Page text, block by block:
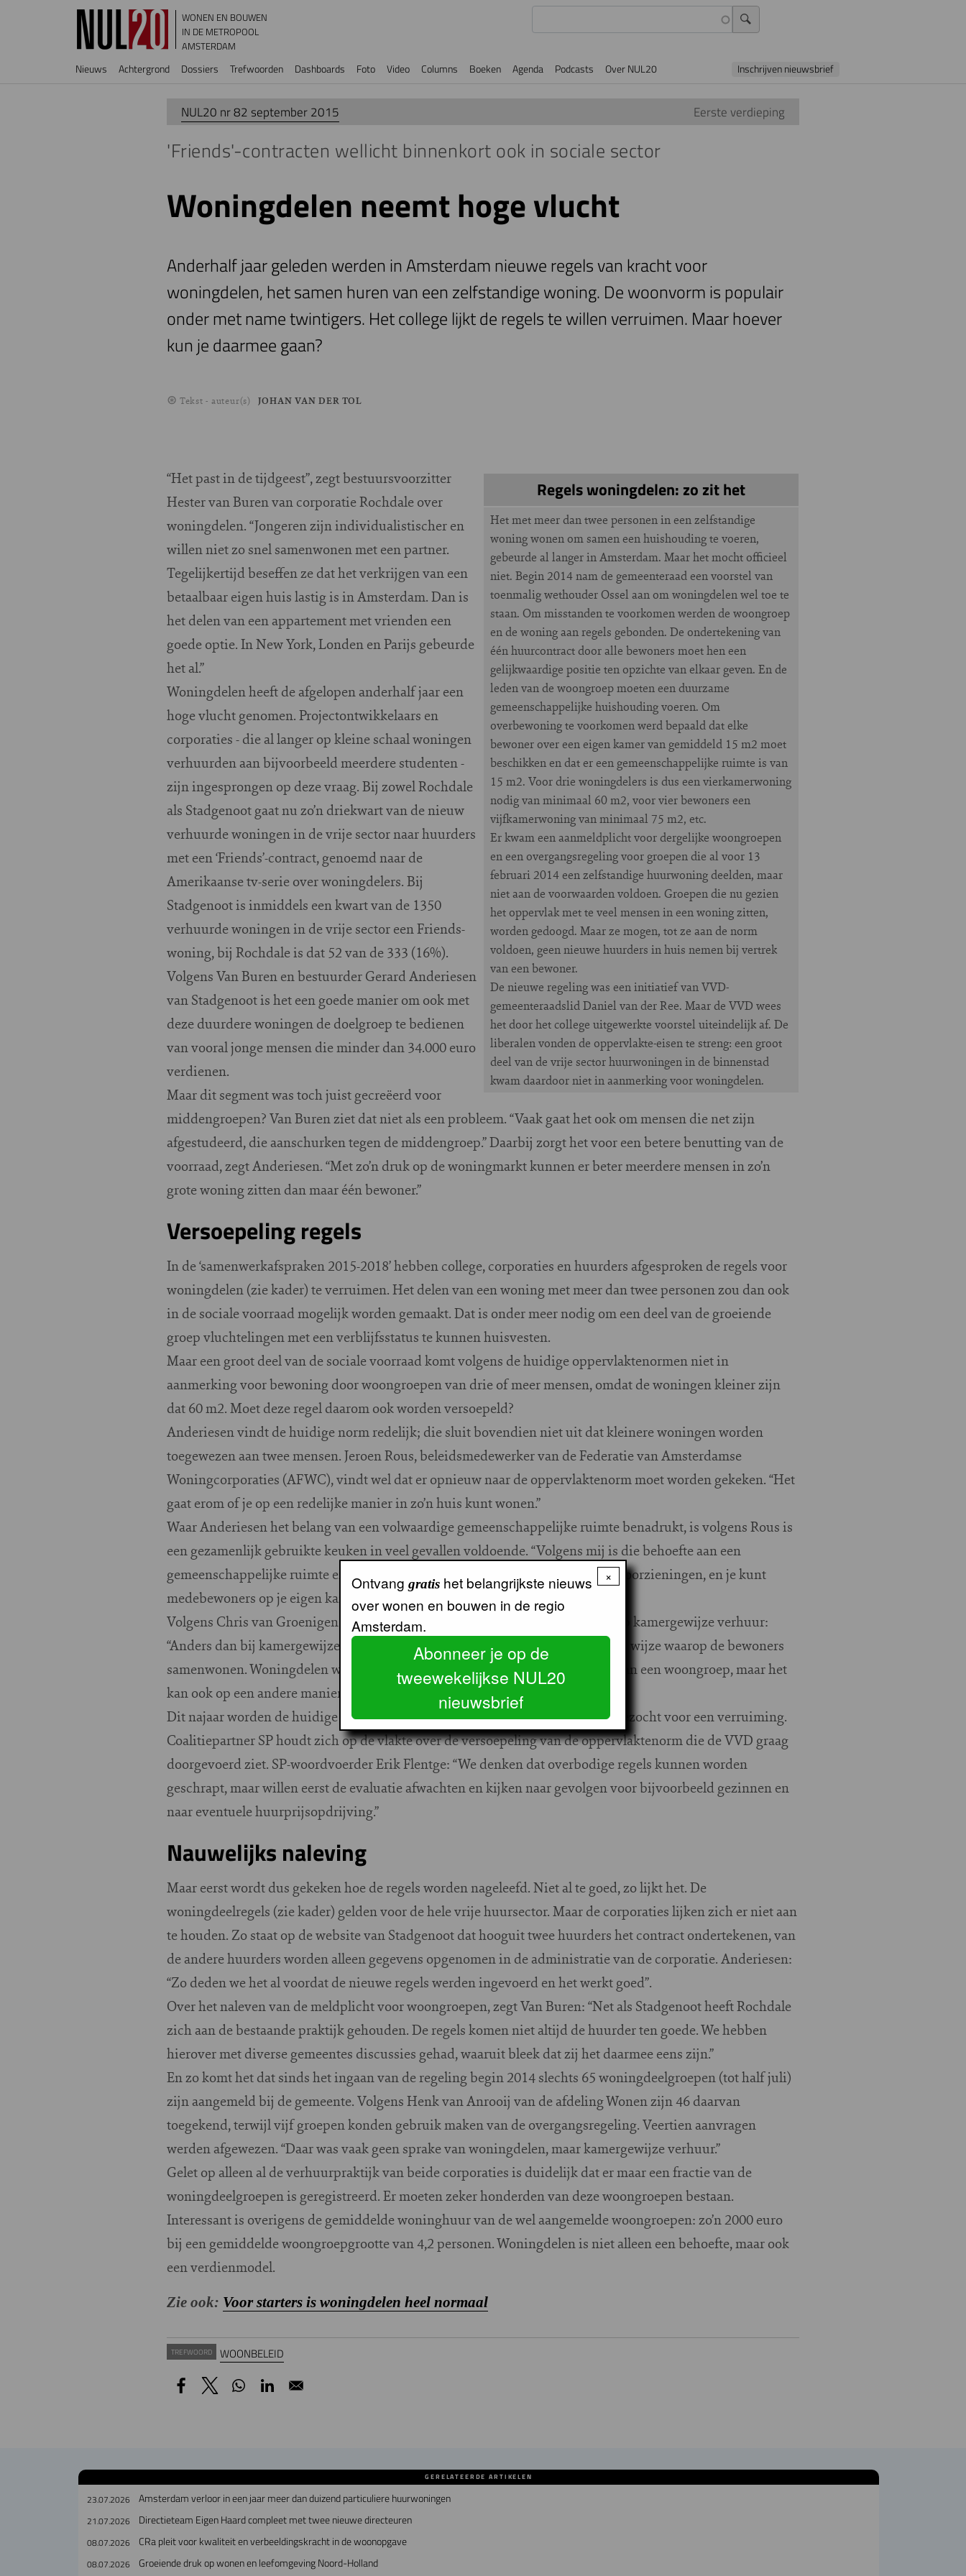
Overslaan en naar de inhoud gaan
WONEN EN BOUWEN
IN DE METROPOOL
AMSTERDAM
Hoofdnavigatie
Nieuws Achtergrond Dossiers Trefwoorden Dashboards Foto Video Columns Boeken Agenda Podcasts Over NUL20 Inschrijven nieuwsbrief
NUL20 nr 82 september 2015 Eerste verdieping
'Friends'-contracten wellicht binnenkort ook in sociale sector
Woningdelen neemt hoge vlucht
Anderhalf jaar geleden werden in Amsterdam nieuwe regels van kracht voor
woningdelen, het samen huren van een zelfstandige woning. De woonvorm is populair
onder met name twintigers. Het college lijkt de regels te willen verruimen. Maar hoever
kun je daarmee gaan?
Tekst - auteur(s) JOHAN VAN DER TOL
Regels woningdelen: zo zit het
Het met meer dan twee personen in een zelfstandige
woning wonen om samen een huishouding te voeren,
gebeurde al langer in Amsterdam. Maar het mocht officieel
niet. Begin 2014 nam de gemeenteraad een voorstel van
toenmalig wethouder Ossel aan om woningdelen wel toe te
staan. Om misstanden te voorkomen werden de woongroep
en de woning aan regels gebonden. De ondertekening van
één huurcontract door alle bewoners moet hen een
gelijkwaardige positie ten opzichte van elkaar geven. En de
leden van de woongroep moeten een duurzame
gemeenschappelijke huishouding voeren. Om
overbewoning te voorkomen werd bepaald dat elke
bewoner over een eigen kamer van gemiddeld 15 m2 moet
beschikken en dat er een gemeenschappelijke ruimte is van
15 m2. Voor drie woningdelers is dus een vierkamerwoning
nodig van minimaal 60 m2, voor vier bewoners een
vijfkamerwoning van minimaal 75 m2, etc.
Er kwam een aanmeldplicht voor dergelijke woongroepen
en een overgangsregeling voor groepen die al voor 13
februari 2014 een zelfstandige huurwoning deelden, maar
niet aan de voorwaarden voldoen. Groepen die nu gezien
het oppervlak met te veel mensen in een woning zitten,
worden gedoogd. Maar ze mogen, tot ze aan de norm
voldoen, geen nieuwe huurders in huis nemen bij vertrek
van een bewoner.
De nieuwe regeling was een initiatief van VVD-
gemeenteraadslid Daniel van der Ree. Maar de VVD wees
het door het college uitgewerkte voorstel uiteindelijk af. De
liberalen vonden de oppervlakte-eisen te streng: een groot
deel van de vrije sector huurwoningen in de binnenstad
kwam daardoor niet in aanmerking voor woningdelen.
“Het past in de tijdgeest”, zegt bestuursvoorzitter
Hester van Buren van corporatie Rochdale over
woningdelen. “Jongeren zijn individualistischer en
willen niet zo snel samenwonen met een partner.
Tegelijkertijd beseffen ze dat het verkrijgen van een
betaalbaar eigen huis lastig is in Amsterdam. Dan is
het delen van een appartement met vrienden een
goede optie. In New York, Londen en Parijs gebeurde
het al.”
Woningdelen heeft de afgelopen anderhalf jaar een
hoge vlucht genomen. Projectontwikkelaars en
corporaties - die al langer op kleine schaal woningen
verhuurden aan bijvoorbeeld meerdere studenten -
zijn ingesprongen op deze vraag. Bij zowel Rochdale
als Stadgenoot gaat nu zo’n driekwart van de nieuw
verhuurde woningen in de vrije sector naar huurders
met een ‘Friends’-contract, genoemd naar de
Amerikaanse tv-serie over woningdelers. Bij
Stadgenoot is inmiddels een kwart van de 1350
verhuurde woningen in de vrije sector een Friends-
woning, bij Rochdale is dat 52 van de 333 (16%).
Volgens Van Buren en bestuurder Gerard Anderiesen
van Stadgenoot is het een goede manier om ook met
deze duurdere woningen de doelgroep te bedienen
van vooral jonge mensen die minder dan 34.000 euro
verdienen.
Maar dit segment was toch juist gecreëerd voor
middengroepen? Van Buren ziet dat niet als een probleem. “Vaak gaat het ook om mensen die net zijn
afgestudeerd, die aanschurken tegen de middengroep.” Daarbij zorgt het voor een betere benutting van de
voorraad, zegt Anderiesen. “Met zo’n druk op de woningmarkt kunnen er beter meerdere mensen in zo’n
grote woning zitten dan maar één bewoner.”
Versoepeling regels
In de ‘samenwerkafspraken 2015-2018’ hebben college, corporaties en huurders afgesproken de regels voor
woningdelen (zie kader) te verruimen. Het delen van een woning met meer dan twee personen zou dan ook
in de sociale voorraad mogelijk worden gemaakt. Dat is onder meer nodig om een deel van de groeiende
groep vluchtelingen met een verblijfsstatus te kunnen huisvesten.
Maar een groot deel van de sociale voorraad komt volgens de huidige oppervlaktenormen niet in
aanmerking voor bewoning door woongroepen van drie of meer mensen, omdat de woningen kleiner zijn
dat 60 m2. Moet deze regel daarom ook worden versoepeld?
Anderiesen vindt de huidige norm redelijk; die sluit bovendien niet uit dat kleinere woningen worden
toegewezen aan twee mensen. Jeroen Rous, beleidsmedewerker van de Federatie van Amsterdamse
Woningcorporaties (AFWC), vindt wel dat er opnieuw naar de oppervlaktenorm moet worden gekeken. “Het
gaat erom of je op een redelijke manier in zo’n huis kunt wonen.”
Waar Anderiesen het belang van een volwaardige gemeenschappelijke ruimte benadrukt, is volgens Rous is
een gezamenlijk gebruikte keuken in veel gevallen voldoende. “Volgens mij is die behoefte aan een
gemeenschappelijke ruimte er niet zozeer. Je hebt gescheiden levens en deelt voorzieningen, en je kunt
medebewoners op je eigen kamer uitnodigen.”
Volgens Chris van Groenigen van de afdeling Wonen komt dat eigenlijk neer op kamergewijze verhuur:
“Anders dan bij kamergewijze verhuur stellen we bij woongroepen eisen aan de wijze waarop de bewoners
samenwonen. Woningdelen wordt nu formeel mogelijk gemaakt door middel van een woongroep, maar het
kan ook op een andere manier.”
Dit najaar worden de huidige regels geëvalueerd en wordt politiek draagvlak gezocht voor een verruiming.
Coalitiepartner SP houdt zich op de vlakte over de versoepeling van de oppervlaktenorm die de VVD graag
doorgevoerd ziet. SP-woordvoerder Erik Flentge: “We denken dat overbodige regels kunnen worden
geschrapt, maar willen eerst de evaluatie afwachten en kijken naar gevolgen voor bijvoorbeeld gezinnen en
naar eventuele huurprijsopdrijving.”
Nauwelijks naleving
Maar eerst wordt dus gekeken hoe de regels worden nageleefd. Niet al te goed, zo lijkt het. De
woningdeelregels (zie kader) gelden voor de hele vrije huursector. Maar de corporaties lijken zich er niet aan
te houden. Zo staat op de website van Stadgenoot dat hooguit twee huurders het contract ondertekenen, van
de andere huurders worden alleen gegevens opgenomen in de administratie van de corporatie. Anderiesen:
“Zo deden we het al voordat de nieuwe regels werden ingevoerd en het werkt goed”.
Over het naleven van de meldplicht voor woongroepen, zegt Van Buren: “Net als Stadgenoot heeft Rochdale
zich aan de bestaande praktijk gehouden. De regels komen niet altijd de huurder ten goede. We hebben
hierover met diverse gemeentes discussies gehad, waaruit bleek dat zij het daarmee eens zijn.”
En zo komt het dat sinds het ingaan van de regeling begin 2014 slechts 65 woningdeelgroepen (tot half juli)
zijn aangemeld bij de gemeente. Volgens Henk van Anrooij van de afdeling Wonen zijn 46 daarvan
toegekend, terwijl vijf groepen konden gebruik maken van de overgangsregeling. Veertien aanvragen
werden afgewezen. “Daar was vaak geen sprake van woningdelen, maar kamergewijze verhuur.”
Gelet op alleen al de verhuurpraktijk van beide corporaties is duidelijk dat er maar een fractie van de
woningdeelgroepen is geregistreerd. Er moeten zeker honderden van deze woongroepen bestaan.
Interessant is overigens de gemiddelde woninghuur van de wel aangemelde woongroepen: zo’n 2000 euro
bij een gemiddelde woongroepgrootte van 4,2 personen. Woningdelen is niet alleen een behoefte, maar ook
een verdienmodel.
Zie ook: Voor starters is woningdelen heel normaal
TREFWOORD WOONBELEID
GERELATEERDE ARTIKELEN
23.07.2026 Amsterdam verloor in een jaar meer dan duizend particuliere huurwoningen
21.07.2026 Directieteam Eigen Haard compleet met twee nieuwe directeuren
08.07.2026 CRa pleit voor kwaliteit en verbeeldingskracht in de woonopgave
08.07.2026 Groeiende druk op wonen en leefomgeving Noord-Holland
×
Ontvang gratis het belangrijkste nieuws
over wonen en bouwen in de regio
Amsterdam.
Abonneer je op de
tweewekelijkse NUL20
nieuwsbrief